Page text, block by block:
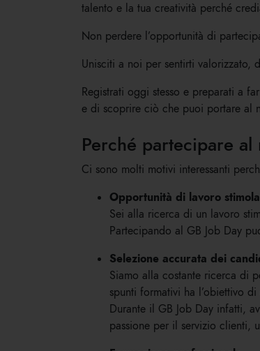
talento e la tua creatività perché
Non perdere l’opportunità di
Unisciti a noi per sentirti valorizzato,
Registrati oggi stesso e preparati a
e di scoprire ciò che puoi portare al
Perché partecipare al
Ci sono molti motivi interessanti
Opportunità di lavoro
Sei alla ricerca di un lavoro
Partecipando al GB Job Day
Selezione accurata dei
Siamo alla costante ricerca di
spunti formativi ha l’obiettivo
Durante il GB Job Day infatti,
passione per il servizio clienti,